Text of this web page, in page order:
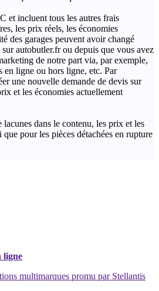
et incluent tous les autres frais
les prix réels, les économies
des garages peuvent avoir changé
autobutler.fr ou depuis que vous avez
de notre part via, par exemple,
en ligne ou hors ligne, etc. Par
une nouvelle demande de devis sur
et les économies actuellement
lacunes dans le contenu, les prix et les
pour les pièces détachées en rupture
ligne
multimarques promu par Stellantis